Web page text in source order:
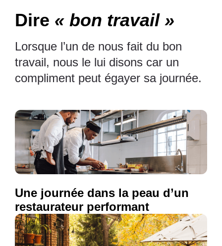
Dire « bon travail »
Lorsque l’un de nous fait du bon
travail, nous le lui disons car un
compliment peut égayer sa journée.
Une journée dans la peau d’un
restaurateur performant